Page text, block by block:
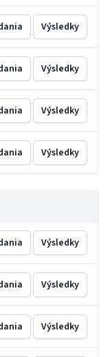
Výsledky
Výsledky
Výsledky
Výsledky
Výsledky
Výsledky
Výsledky